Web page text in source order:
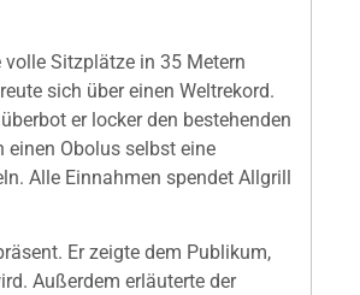
volle Sitzplätze in 35 Metern
sich über einen Weltrekord.
er locker den bestehenden
einen Obolus selbst eine
Alle Einnahmen spendet Allgrill
Er zeigte dem Publikum,
Außerdem erläuterte der